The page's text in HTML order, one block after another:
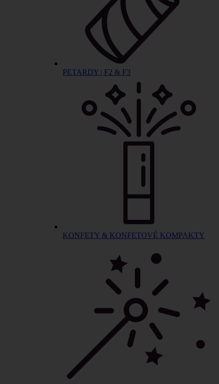
PETARDY | F2 & F3
KONFETY & KONFETOVÉ KOMPAKTY